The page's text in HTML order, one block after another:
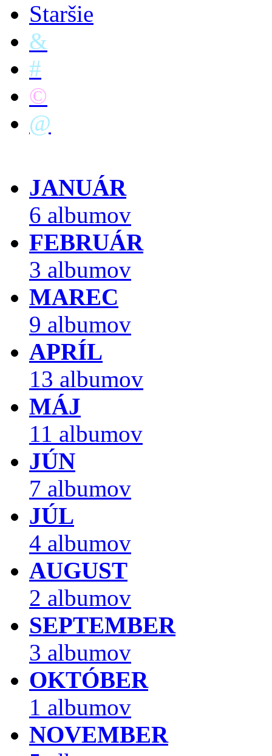
Staršie
&
#
©
@
JANUÁR
6 albumov
FEBRUÁR
3 albumov
MAREC
9 albumov
APRÍL
13 albumov
MÁJ
11 albumov
JÚN
7 albumov
JÚL
4 albumov
AUGUST
2 albumov
SEPTEMBER
3 albumov
OKTÓBER
1 albumov
NOVEMBER